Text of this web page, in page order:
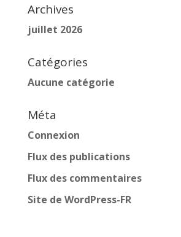
Archives
juillet 2026
Catégories
Aucune catégorie
Méta
Connexion
Flux des publications
Flux des commentaires
Site de WordPress-FR